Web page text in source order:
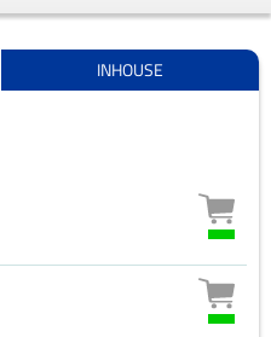
INHOUSE